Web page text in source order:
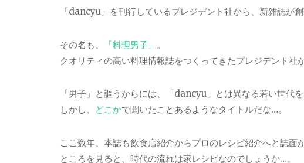
「dancyu」を刊行しているプレジデント社から、新雑誌が創
その名も、 「料理男子」 。
クオリティの高い料理情報誌をつくってきたプレジデント社
「男子」と謳うからには、「dancyu」とは異なる若い世代
しかし、
どこかで聞いたことあるようなタイトルだな…。
ここ数年、本誌も飲食店紹介からプロのレシピ紹介へと誌
ところを見ると、時代の流れは家レシピなのでしょうか…。